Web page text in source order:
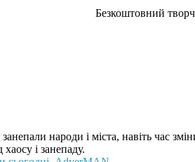
Безкоштовний
занепали народи і міста, навіть час
і занепаду.